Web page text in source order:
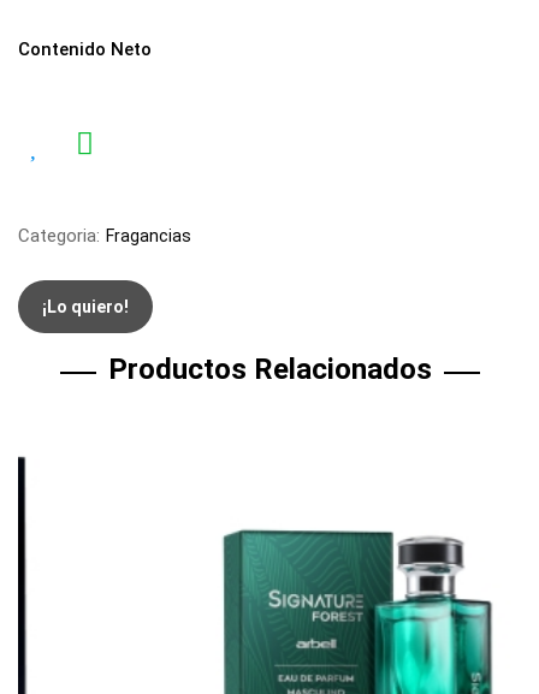
Contenido Neto
Categoria: Fragancias
¡Lo quiero!
Productos Relacionados